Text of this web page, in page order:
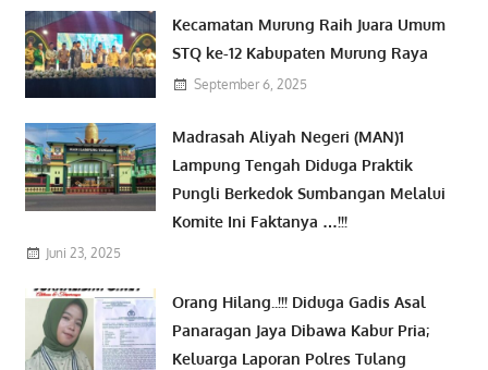
Kecamatan Murung Raih Juara Umum
STQ ke-12 Kabupaten Murung Raya
September 6, 2025
Madrasah Aliyah Negeri (MAN)1
Lampung Tengah Diduga Praktik
Pungli Berkedok Sumbangan Melalui
Komite Ini Faktanya …!!!
Juni 23, 2025
Orang Hilang..!!! Diduga Gadis Asal
Panaragan Jaya Dibawa Kabur Pria;
Keluarga Laporan Polres Tulang